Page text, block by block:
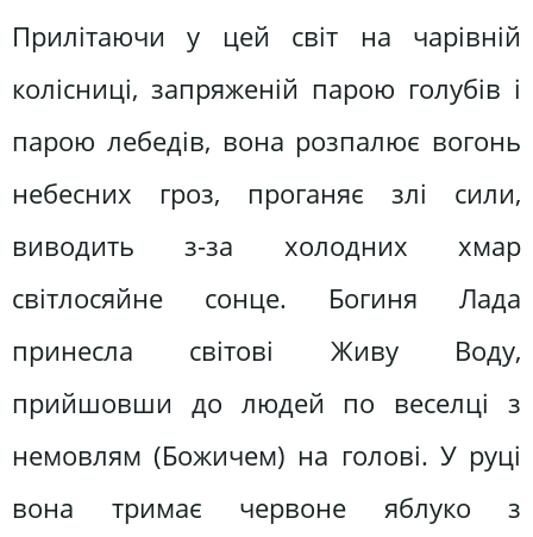
Прилітаючи у цей світ на чарівній
колісниці, запряженій парою голубів і
парою лебедів, вона розпалює вогонь
небесних гроз, проганяє злі сили,
виводить з-за холодних хмар
світлосяйне сонце. Богиня Лада
принесла світові Живу Воду,
прийшовши до людей по веселці з
немовлям (Божичем) на голові. У руці
вона тримає червоне яблуко з